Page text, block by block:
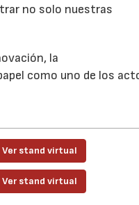
no solo nuestras
la
como uno de los
Ver stand virtual
Ver stand virtual